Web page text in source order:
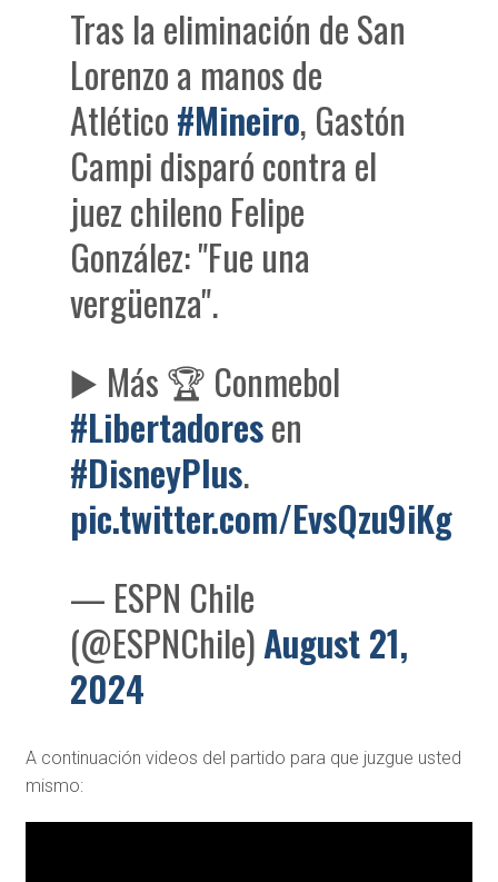
Tras la eliminación de San
Lorenzo a manos de
Atlético#Mineiro, Gastón
Campi disparó contra el
juez chileno Felipe
González: "Fue una
vergüenza".
▶️ Más 🏆 Conmebol
#Libertadoresen
#DisneyPlus.
pic.twitter.com/EvsQzu9iKg
— ESPN Chile
(@ESPNChile)August 21,
2024
A continuación videos del partido para que juzgue usted
mismo: